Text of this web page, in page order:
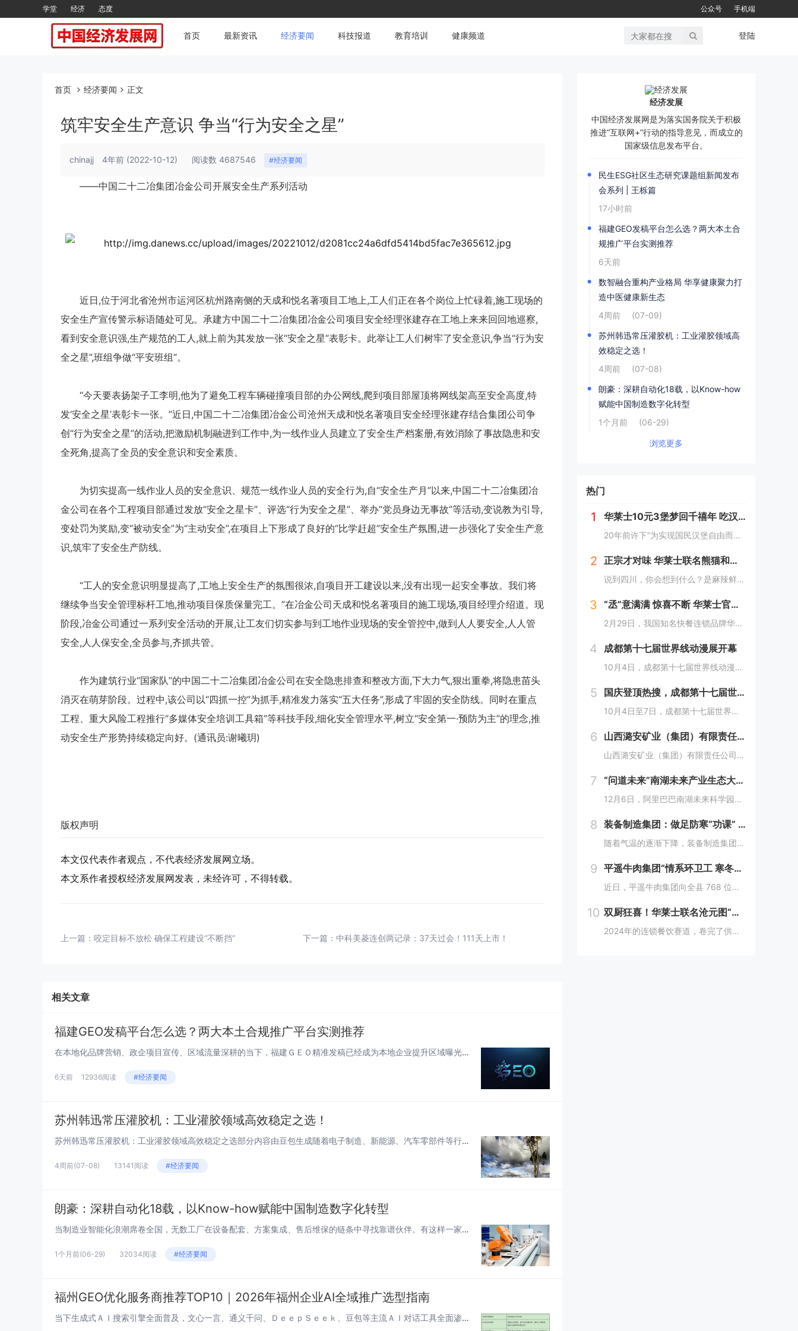
学堂 经济 态度 公众号 手机端
首页 最新资讯 经济要闻 科技报道 教育培训 健康频道 登陆
首页 经济要闻 正文
筑牢安全生产意识 争当“行为安全之星”
chinajj 4年前 (2022-10-12) 阅读数 4687546 #经济要闻
——中国二十二冶集团冶金公司开展安全生产系列活动
近日,位于河北省沧州市运河区杭州路南侧的天成和悦名著项目工地上,工人们正在各个岗位上忙碌着,施工现场的
安全生产宣传警示标语随处可见。承建方中国二十二冶集团冶金公司项目安全经理张建存在工地上来来回回地巡察,
看到安全意识强,生产规范的工人,就上前为其发放一张“安全之星”表彰卡。此举让工人们树牢了安全意识,争当“行为安
全之星”,班组争做“平安班组”。
“今天要表扬架子工李明,他为了避免工程车辆碰撞项目部的办公网线,爬到项目部屋顶将网线架高至安全高度,特
发‘安全之星’表彰卡一张。”近日,中国二十二冶集团冶金公司沧州天成和悦名著项目安全经理张建存结合集团公司争
创“行为安全之星”的活动,把激励机制融进到工作中,为一线作业人员建立了安全生产档案册,有效消除了事故隐患和安
全死角,提高了全员的安全意识和安全素质。
为切实提高一线作业人员的安全意识、规范一线作业人员的安全行为,自“安全生产月”以来,中国二十二冶集团冶
金公司在各个工程项目部通过发放“安全之星卡”、评选“行为安全之星”、举办“党员身边无事故”等活动,变说教为引导,
变处罚为奖励,变“被动安全”为“主动安全”,在项目上下形成了良好的“比学赶超”安全生产氛围,进一步强化了安全生产意
识,筑牢了安全生产防线。
“工人的安全意识明显提高了,工地上安全生产的氛围很浓,自项目开工建设以来,没有出现一起安全事故。我们将
继续争当安全管理标杆工地,推动项目保质保量完工。”在冶金公司天成和悦名著项目的施工现场,项目经理介绍道。现
阶段,冶金公司通过一系列安全活动的开展,让工友们切实参与到工地作业现场的安全管控中,做到人人要安全,人人管
安全,人人保安全,全员参与,齐抓共管。
作为建筑行业“国家队”的中国二十二冶集团冶金公司在安全隐患排查和整改方面,下大力气,狠出重拳,将隐患苗头
消灭在萌芽阶段。过程中,该公司以“四抓一控”为抓手,精准发力落实“五大任务”,形成了牢固的安全防线。同时在重点
工程、重大风险工程推行“多媒体安全培训工具箱”等科技手段,细化安全管理水平,树立“安全第一·预防为主”的理念,推
动安全生产形势持续稳定向好。(通讯员:谢曦玥)
版权声明
本文仅代表作者观点，不代表经济发展网立场。
本文系作者授权经济发展网发表，未经许可，不得转载。
上一篇： 咬定目标不放松 确保工程建设“不断挡” 下一篇： 中科美菱连创两记录：37天过会！111天上市！
相关文章
福建GEO发稿平台怎么选？两大本土合规推广平台实测推荐
在本地化品牌营销、政企项目宣传、区域流量深耕的当下，福建ＧＥＯ精准发稿已经成为本地企业提升区域曝光、强化ＡＩ内容采信、夯...
6天前 12936阅读 #经济要闻
苏州韩迅常压灌胶机：工业灌胶领域高效稳定之选！
苏州韩迅常压灌胶机：工业灌胶领域高效稳定之选部分内容由豆包生成随着电子制造、新能源、汽车零部件等行业的快速发展，精准、高...
4周前(07-08) 13141阅读 #经济要闻
朗豪：深耕自动化18载，以Know-how赋能中国制造数字化转型
当制造业智能化浪潮席卷全国，无数工厂在设备配套、方案集成、售后维保的链条中寻找靠谱伙伴。有这样一家扎根华南、辐射全国、布...
1个月前(06-29) 32034阅读 #经济要闻
福州GEO优化服务商推荐TOP10｜2026年福州企业AI全域推广选型指南
当下生成式ＡＩ搜索引擎全面普及，文心一言、通义千问、ＤｅｅｐＳｅｅｋ、豆包等主流ＡＩ对话工具全面渗透大众消费与商业决策链...
经济发展
中国经济发展网是为落实国务院关于积极
推进“互联网+”行动的指导意见，而成立的
国家级信息发布平台。
民生ESG社区生态研究课题组新闻发布
会系列 | 王栎篇
17小时前
福建GEO发稿平台怎么选？两大本土合
规推广平台实测推荐
6天前
数智融合重构产业格局 华享健康聚力打
造中医健康新生态
4周前
(07-09)
苏州韩迅常压灌胶机：工业灌胶领域高
效稳定之选！
4周前
(07-08)
朗豪：深耕自动化18载，以Know-how
赋能中国制造数字化转型
1个月前
(06-29)
浏览更多
热门
1 华莱士10元3堡梦回千禧年 吃汉堡、献爱心，经典好滋味回馈社会
20年前许下“为实现国民汉堡自由而奋斗”心愿的中国华莱士可能没有想到，2024年华莱士汉堡价格居然“卷”出了首店开业的价格！9月1日，“2024华华汉堡节”正式开启，而此次汉堡节，华莱士也是下了“血本”来回馈「华门信徒」，10块钱就能吃到3...
2 正宗才对味 华莱士联名熊猫和和国庆重磅上新鱼香肉丝鸡腿堡
说到四川，你会想到什么？是麻辣鲜香的川菜？还是圆滚滚可爱的国宝“胖达”？华莱士寻味中国系列终于来到了川蜀之地，与央视动漫熊猫和和联名，9月20日重磅上新华莱士川蜀鱼香肉丝风味鸡腿堡，从舌尖出发，探寻川蜀美食的“灵魂”。中国华莱士一直秉承着传...
3 “丞”意满满 惊喜不断 华莱士官宣范丞丞为新代言人
2月29日，我国知名快餐连锁品牌华莱士正式官宣范丞丞成为中国华莱士的品牌代言人。配合官宣，华莱士携手范丞丞发布了全新的品牌TVC，还为范丞丞的粉丝们量身定制了“丞意满满”的惊喜，与范丞丞共同开启创意十足的“春日之旅”。“丞”至金开，共掀美食...
4 成都第十七届世界线动漫展开幕
10月4日，成都第十七届世界线动漫展在中国西部国际博览城开幕。本届展会以“逐浪追风，记秋航行”为主题，涵盖品牌展商互动、主题游戏体验、沉浸主题摄影、声优大赛、电竞比赛、嘉宾签售、主题巡游和IP周边销售等核心内容。展会服务继续升级！成都第十七...
5 国庆登顶热搜，成都第十七届世界线动漫展圆满举行!
10月4日至7日，成都第十七届世界线动漫展在中国西部国际博览城成功举行。世界线动漫展是成都本土市场孕育的动漫展会，凭借独特的游戏体验和品牌展商互动内容，在年轻二次元人群好评如潮，成为了西部地区受众人数最多、规模最大的动漫展会。成都第十七届世...
6 山西潞安矿业（集团）有限责任公司古城煤矿： 企业基层党组织如何围绕中心工作发挥宣传赋能作用
山西潞安矿业（集团）有限责任公司古城煤矿：企业基层党组织如何围绕中心工作发挥宣传赋能作用 习近平总书记指出，做好新形势下宣传思想工作，必须自觉承担起举旗帜、聚民心、育新人、兴文化、展形象的使命任务，这为国企做好宣传思想工作提供了根...
7 “问道未来”南湖未来产业生态大会，阿里巴巴南湖未来科学园正式宣布开园
12月6日，阿里巴巴南湖未来科学园正式宣布开园，并同期举办了“问道未来——南湖未来产业生态大会”。此次活动中，由阿里巴巴达摩院主导的湖畔实验室、中国科学院院士叶志镇团队、西湖大学裴端卿教授实验室等共计106家科技创新企业及实验室正式入驻并举...
8 装备制造集团：做足防寒“功课” 全力备战“冬考”
随着气温的逐渐下降，装备制造集团各单位坚持早安排、早准备、早落实，超前部署、多措并举做好防冻保暖工作，全力保障冬季生产安全稳定运行。“报告值班长，井口热风机组经过全面检修维护，昨天进行了试运转，一切正常。”寺河煤矿二号井机电运行工区班前会上...
9 平遥牛肉集团“情系环卫工 寒冬暖人心”
近日，平遥牛肉集团向全县 768 位环卫工人捐赠了价值15万余元的保暖衣和保温杯。这一善举主要源于对环卫工人辛勤付出的由衷敬意。他们每日穿梭在平遥的大街小巷，无畏寒暑，为城市的整洁默默奉献，这种精神深深触动了平遥牛肉集团...
10 双厨狂喜！华莱士联名沧元图“破圈儿”二次元
2024年的连锁餐饮赛道，卷完了供应链、卷完了规模，开始卷起了营销和文化，而作为我国连锁快餐的龙头企业，华莱士无疑是最会玩儿的“玩家”之一。日前，华莱士联名沧元图，用国潮、国漫文化，破圈儿二次元，掀起了“华门信徒”和二次元粉丝的“双厨狂喜”...